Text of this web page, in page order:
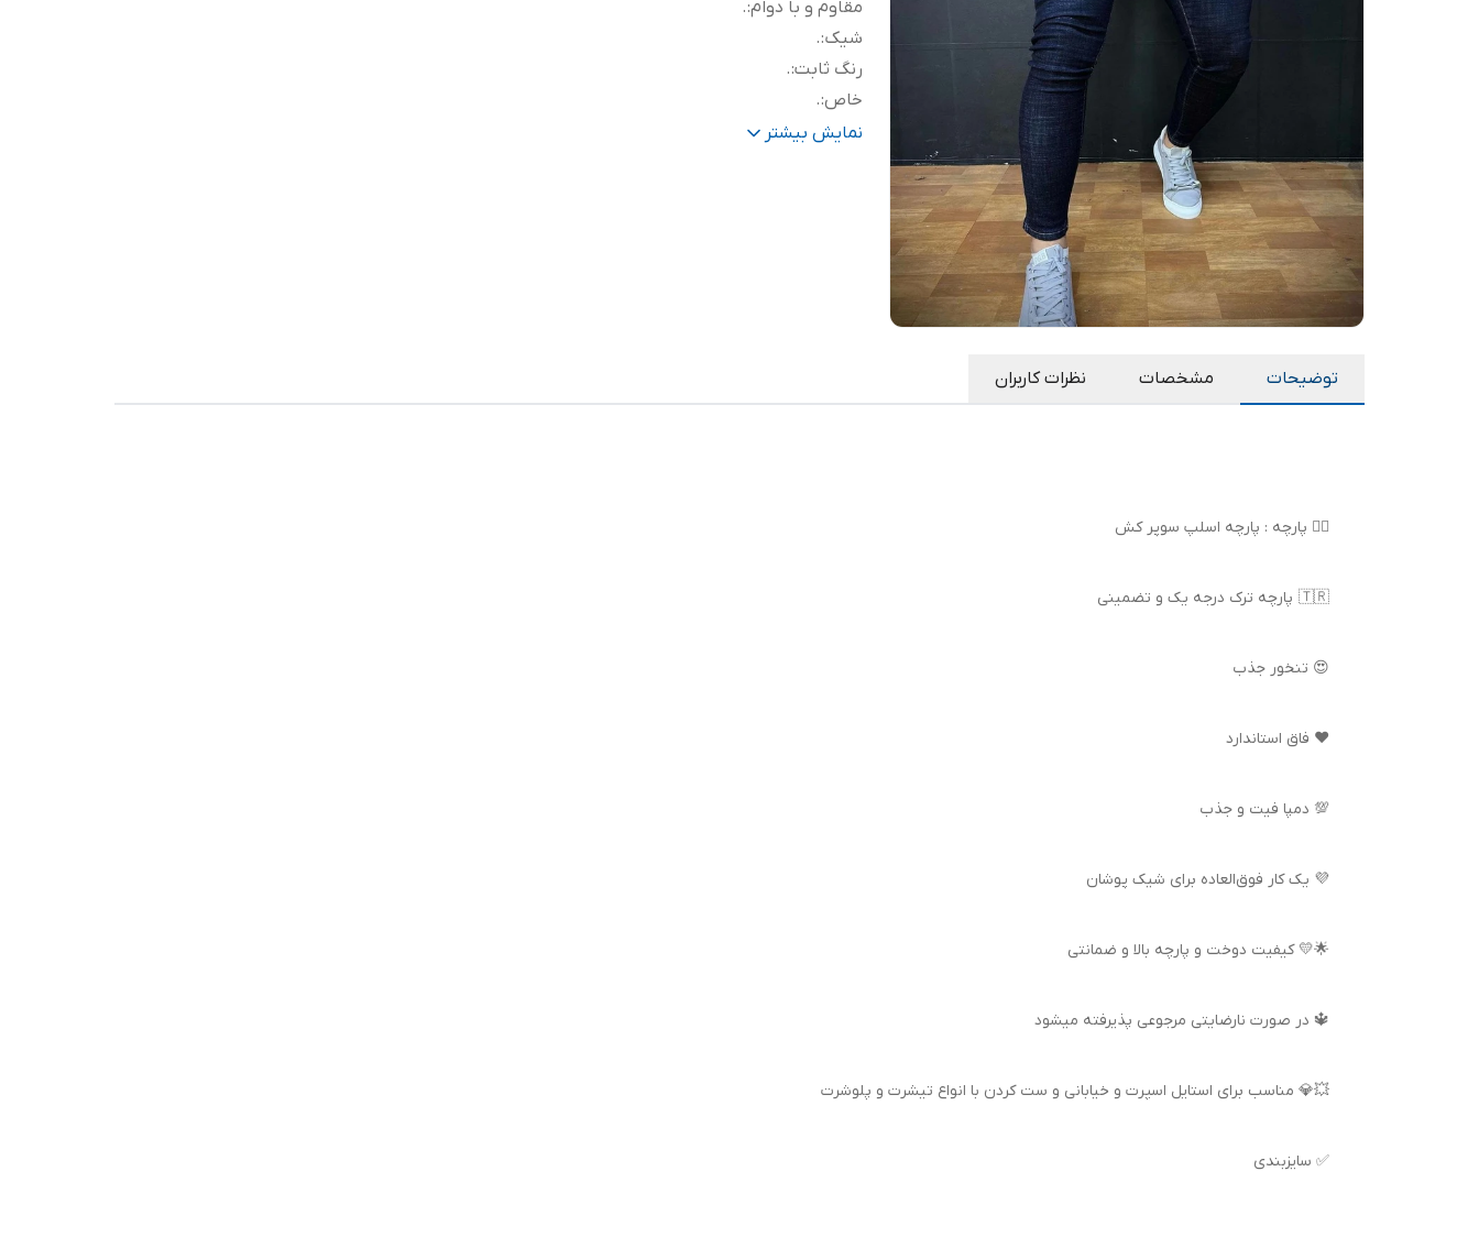
مقاوم و با دوام:
.
شیک:
.
رنگ ثابت:
.
خاص:
.
جدید:
.
نمایش بیشتر
توضیحات مشخصات نظرات کاربران
👌🏻 پارچه : پارچه اسلپ سوپر کش
🇹🇷 پارچه ترک درجه یک و تضمینی
😍 تنخور جذب
❤️ فاق استاندارد
💯 دمپا فیت و جذب
💜 یک کار فوق‌العاده برای شیک پوشان
🌟💛 کیفیت دوخت و پارچه بالا و ضمانتی
🔱 در صورت نارضایتی مرجوعی پذیرفته میشود
💥💎 مناسب برای استایل اسپرت و خیابانی و ست کردن با انواع تیشرت و پلوشرت
✅ سایزبندی